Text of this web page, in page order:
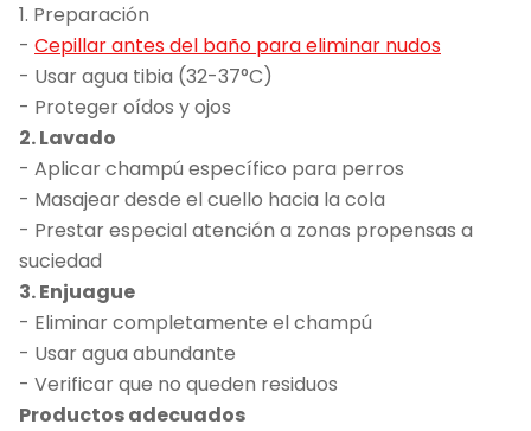
1. Preparación
- Cepillar antes del baño para eliminar nudos
- Usar agua tibia (32-37°C)
- Proteger oídos y ojos
2. Lavado
- Aplicar champú específico para perros
- Masajear desde el cuello hacia la cola
- Prestar especial atención a zonas propensas a
suciedad
3. Enjuague
- Eliminar completamente el champú
- Usar agua abundante
- Verificar que no queden residuos
Productos adecuados